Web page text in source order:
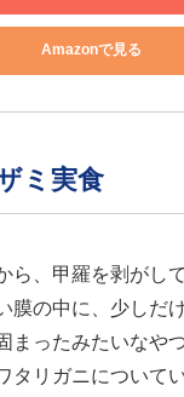
Amazonで見る
ミ実食
ら、甲羅を剥がし
膜の中に、少しだ
まったみたいなや
タリガニについて